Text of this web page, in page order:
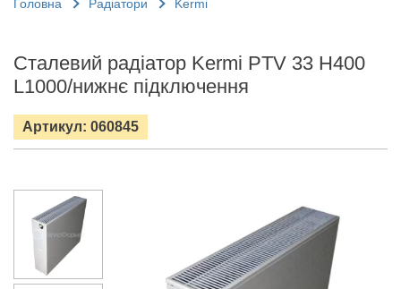
Головна Радіатори Kermi
Сталевий радіатор Kermi PTV 33 H400
L1000/нижнє підключення
Артикул: 060845